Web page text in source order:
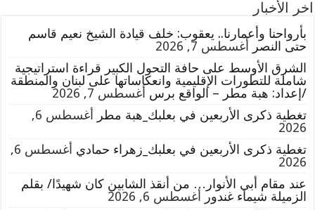
اخر الأخبار
بأرواحنا وأعمارنا.. يعقوب: خلف قيادة الشيخ نعيم قاسم
حتى النصر أغسطس 7, 2026
الشرق الأوسط على حافة التحول الكبير قراءة استراتيجية
شاملة للتطورات الإقليمية وانعكاساتها على لبنان والمنطقة
/إعداد: هبة مطر – الواقع برس أغسطس 7, 2026
تغطية ذكرى الأربعين في بعلبك_هبة مطر
أغسطس 6,
2026
تغطية ذكرى الأربعين في بعلبك_زهراء حمادي
أغسطس 6,
2026
عند مقام أبي الأنوار… من أنقذ الشابين كان شهيدًا/ بقلم
الزميلة شيماء غندور أغسطس 6, 2026